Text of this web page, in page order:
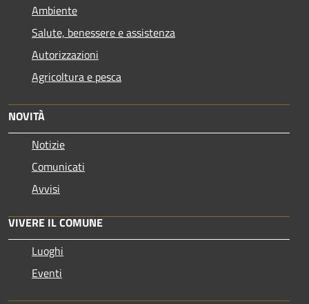
Ambiente
Salute, benessere e assistenza
Autorizzazioni
Agricoltura e pesca
NOVITÀ
Notizie
Comunicati
Avvisi
VIVERE IL COMUNE
Luoghi
Eventi